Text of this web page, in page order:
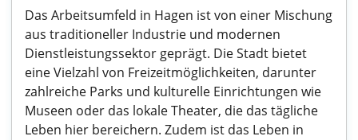
Das Arbeitsumfeld in Hagen ist von einer Mischung
aus traditioneller Industrie und modernen
Dienstleistungssektor geprägt. Die Stadt bietet
eine Vielzahl von Freizeitmöglichkeiten, darunter
zahlreiche Parks und kulturelle Einrichtungen wie
Museen oder das lokale Theater, die das tägliche
Leben hier bereichern. Zudem ist das Leben in